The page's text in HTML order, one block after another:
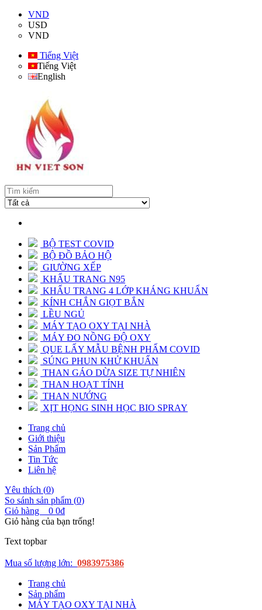
VND
USD
VND
Tiếng Việt
Tiếng Việt
English
BỘ TEST COVID
BỘ ĐỒ BẢO HỘ
GIƯỜNG XẾP
KHẨU TRANG N95
KHẨU TRANG 4 LỚP KHÁNG KHUẨN
KÍNH CHẮN GIỌT BẮN
LỀU NGỦ
MÁY TẠO OXY TẠI NHÀ
MÁY ĐO NỒNG ĐỘ OXY
QUE LẤY MẪU BỆNH PHẨM COVID
SÚNG PHUN KHỬ KHUẨN
THAN GÁO DỪA SIZE TỰ NHIÊN
THAN HOẠT TÍNH
THAN NƯỚNG
XỊT HỌNG SINH HỌC BIO SPRAY
Trang chủ
Giới thiệu
Sản Phẩm
Tin Tức
Liên hệ
Yêu thích (0)
So sánh sản phẩm (0)
Giỏ hàng
0 0đ
Giỏ hàng của bạn trống!
Text topbar
Mua số lượng lớn: 0983975386
Trang chủ
Sản phẩm
MÁY TẠO OXY TẠI NHÀ